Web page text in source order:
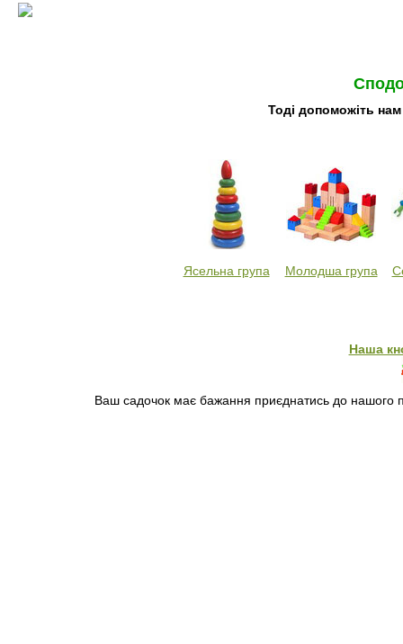
Тоді допоможіть
Ясельна група Молодша група
Наша
Ваш садочок має бажання приєднатись до нашого